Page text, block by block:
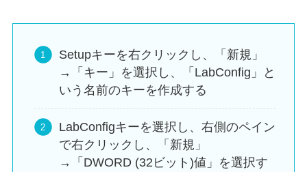
Setupキーを右クリックし、「新規」
→「キー」を選択し、「LabConfig」と
いう名前のキーを作成する
LabConfigキーを選択し、右側のペイン
で右クリックし、「新規」
→「DWORD (32ビット)値」を選択す